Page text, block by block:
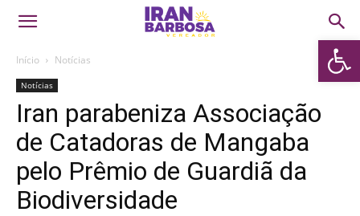
Abrir
Início Notícias
Notícias
Iran parabeniza Associação
de Catadoras de Mangaba
pelo Prêmio de Guardiã da
Biodiversidade